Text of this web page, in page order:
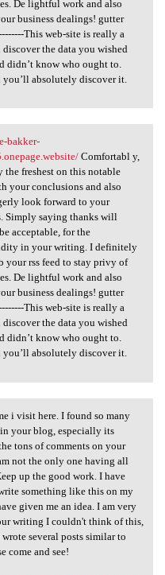
De lightful work and also
business dealings! gutter
This web-site is really a
the data you wished
didn’t know who ought to.
you’ll absolutely discover it.
bakker
bakker-
Comfortabl y,
the freshest on this notable
your conclusions and also
look forward to your
Simply saying thanks will
acceptable, for the
in your writing. I definitely
rss feed to stay privy of
De lightful work and also
business dealings! gutter
This web-site is really a
the data you wished
didn’t know who ought to.
you’ll absolutely discover it.
i visit
i visit here. I found so many
your blog, especially its
tons of comments on your
not the only one having all
up the good work. I have
something like this on my
given me an idea. I am very
writing I couldn't think of this,
several posts similar to
come and see!